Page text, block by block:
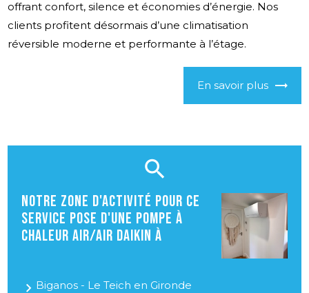
offrant confort, silence et économies d’énergie. Nos
clients profitent désormais d’une climatisation
réversible moderne et performante à l’étage.
En savoir plus
Notre zone d'activité pour ce
service Pose d'une pompe à
chaleur air/air Daikin à
Biganos - Le Teich en Gironde